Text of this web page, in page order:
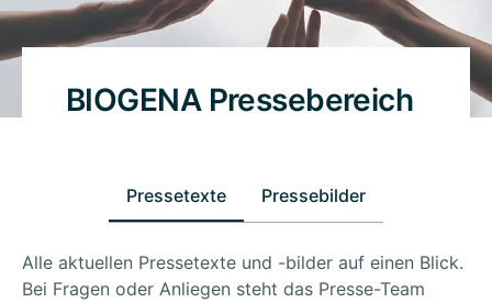
BIOGENA Pressebereich
Pressetexte Pressebilder
Alle aktuellen Pressetexte und -bilder auf einen Blick.
Bei Fragen oder Anliegen steht das Presse-Team